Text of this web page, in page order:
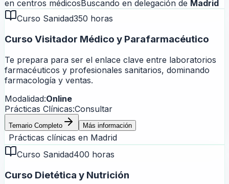
en centros médicos Buscando en delegación de Madrid
Curso Sanidad350 horas
Curso Visitador Médico y Parafarmacéutico
Te prepara para ser el enlace clave entre laboratorios
farmacéuticos y profesionales sanitarios, dominando
farmacología y ventas.
Modalidad:Online
Prácticas Clínicas:Consultar
Temario Completo Más información
Prácticas clínicas en Madrid
Curso Sanidad400 horas
Curso Dietética y Nutrición